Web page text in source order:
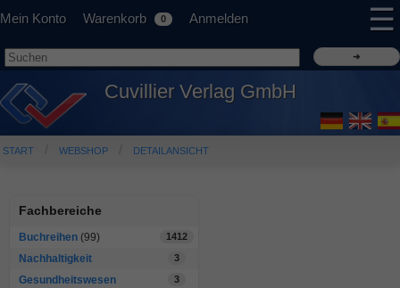
Mein Konto Warenkorb 0 Anmelden ☰
Cuvillier Verlag GmbH
START WEBSHOP DETAILANSICHT
Fachbereiche
Buchreihen (99) 1412
Nachhaltigkeit 3
Gesundheitswesen 3